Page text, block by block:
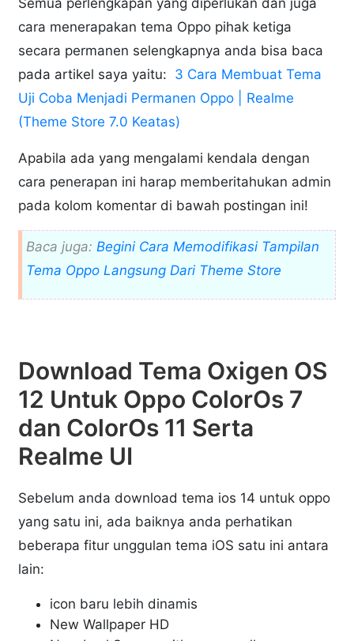
cara menerapakan tema Oppo pihak ketiga
secara permanen selengkapnya anda bisa baca
pada artikel saya yaitu: 3 Cara Membuat Tema
Uji Coba Menjadi Permanen Oppo | Realme
(Theme Store 7.0 Keatas)
Apabila ada yang mengalami kendala dengan
cara penerapan ini harap memberitahukan admin
pada kolom komentar di bawah postingan ini!
Baca juga: Begini Cara Memodifikasi Tampilan
Tema Oppo Langsung Dari Theme Store
Download Tema Oxigen OS
12 Untuk Oppo ColorOs 7
dan ColorOs 11 Serta
Realme UI
Sebelum anda download tema ios 14 untuk oppo
yang satu ini, ada baiknya anda perhatikan
beberapa fitur unggulan tema iOS satu ini antara
lain:
icon baru lebih dinamis
New Wallpaper HD